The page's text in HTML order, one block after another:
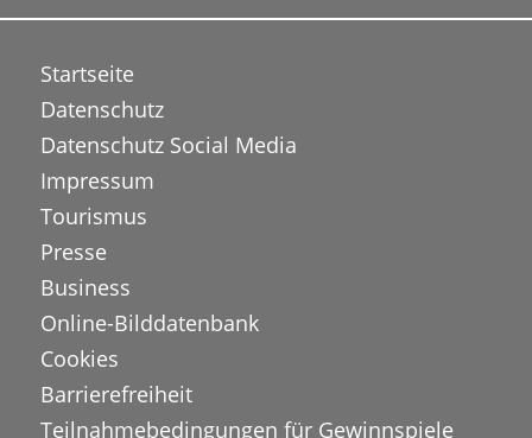
Startseite
Datenschutz
Datenschutz Social Media
Impressum
Tourismus
Presse
Business
Online-Bilddatenbank
Cookies
Barrierefreiheit
Teilnahmebedingungen für Gewinnspiele